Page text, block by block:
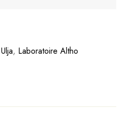
, Laboratoire Altho